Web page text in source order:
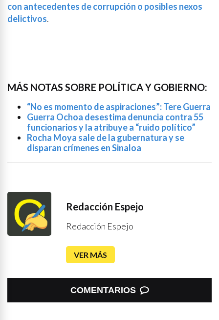
con antecedentes de corrupción o posibles nexos
delictivos.
MÁS NOTAS SOBRE POLÍTICA Y GOBIERNO:
“No es momento de aspiraciones”: Tere Guerra
Guerra Ochoa desestima denuncia contra 55
funcionarios y la atribuye a “ruido político”
Rocha Moya sale de la gubernatura y se
disparan crímenes en Sinaloa
Redacción Espejo
Redacción Espejo
VER MÁS
COMENTARIOS